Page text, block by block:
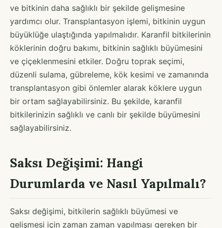
ve bitkinin daha sağlıklı bir şekilde gelişmesine
yardımcı olur. Transplantasyon işlemi, bitkinin uygun
büyüklüğe ulaştığında yapılmalıdır. Karanfil bitkilerinin
köklerinin doğru bakımı, bitkinin sağlıklı büyümesini
ve çiçeklenmesini etkiler. Doğru toprak seçimi,
düzenli sulama, gübreleme, kök kesimi ve zamanında
transplantasyon gibi önlemler alarak köklere uygun
bir ortam sağlayabilirsiniz. Bu şekilde, karanfil
bitkilerinizin sağlıklı ve canlı bir şekilde büyümesini
sağlayabilirsiniz.
Saksı Değişimi: Hangi
Durumlarda ve Nasıl Yapılmalı?
Saksı değişimi, bitkilerin sağlıklı büyümesi ve
gelişmesi için zaman zaman yapılması gereken bir